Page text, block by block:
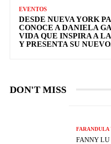
EVENTOS
DESDE NUEVA YORK
CONOCE A DANIELA
VIDA QUE INSPIRA A
Y PRESENTA SU
DON'T MISS
FARANDULA
FANNY LU